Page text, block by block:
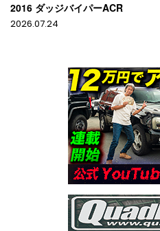
2016 ダッジバイパーACR
2026.07.24